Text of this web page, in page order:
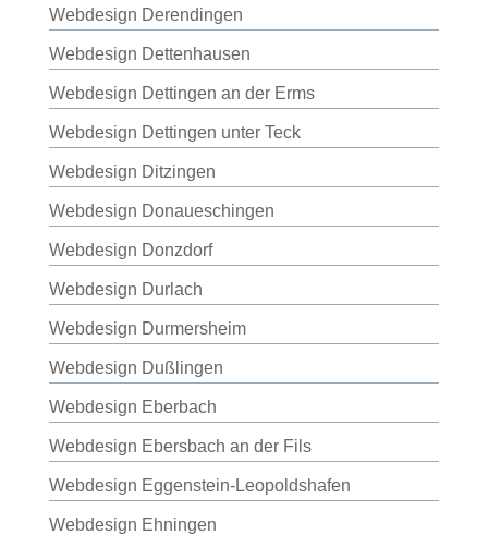
Webdesign Derendingen
Webdesign Dettenhausen
Webdesign Dettingen an der Erms
Webdesign Dettingen unter Teck
Webdesign Ditzingen
Webdesign Donaueschingen
Webdesign Donzdorf
Webdesign Durlach
Webdesign Durmersheim
Webdesign Dußlingen
Webdesign Eberbach
Webdesign Ebersbach an der Fils
Webdesign Eggenstein-Leopoldshafen
Webdesign Ehningen